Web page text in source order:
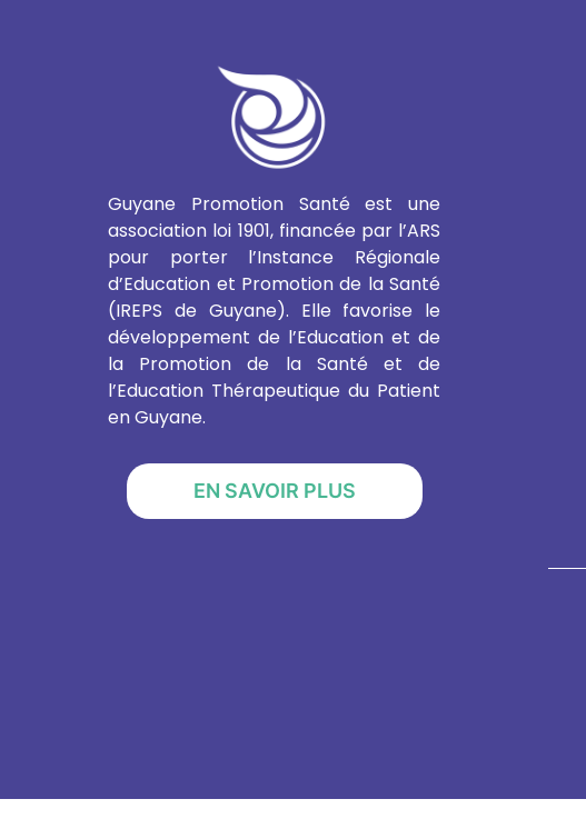
Guyane Promotion Santé est une
association loi 1901, financée par l’ARS
pour porter l’Instance Régionale
d’Education et Promotion de la Santé
(IREPS de Guyane). Elle favorise le
développement de l’Education et de
la Promotion de la Santé et de
l’Education Thérapeutique du Patient
en Guyane.
EN SAVOIR PLUS